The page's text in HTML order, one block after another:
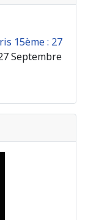
15ème : 27
Septembre